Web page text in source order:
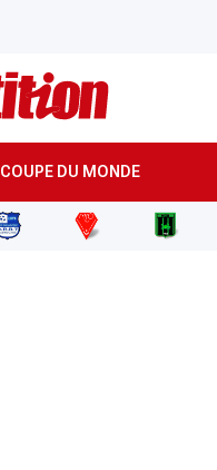
COUPE DU MONDE